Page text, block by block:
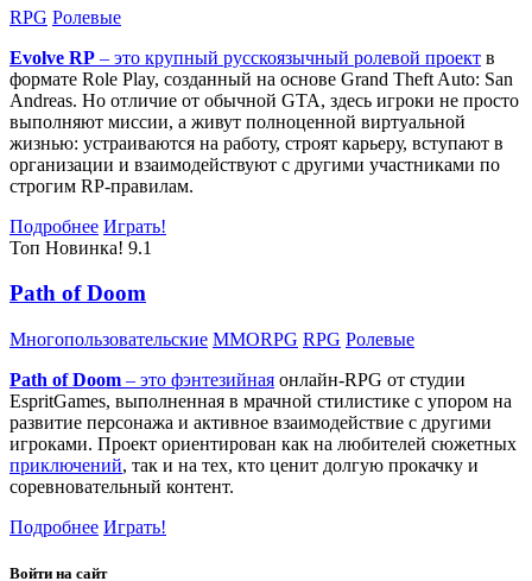
RPG Ролевые
Evolve RP – это крупный русскоязычный ролевой проект в
формате Role Play, созданный на основе Grand Theft Auto: San
Andreas. Но отличие от обычной GTA, здесь игроки не просто
выполняют миссии, а живут полноценной виртуальной
жизнью: устраиваются на работу, строят карьеру, вступают в
организации и взаимодействуют с другими участниками по
строгим RP-правилам.
Подробнее Играть!
Топ Новинка! 9.1
Path of Doom
Многопользовательские MMORPG RPG Ролевые
Path of Doom – это фэнтезийная онлайн-RPG от студии
EspritGames, выполненная в мрачной стилистике с упором на
развитие персонажа и активное взаимодействие с другими
игроками. Проект ориентирован как на любителей сюжетных
приключений, так и на тех, кто ценит долгую прокачку и
соревновательный контент.
Подробнее Играть!
Войти на сайт